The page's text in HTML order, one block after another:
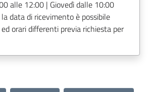
alle 12:00 | Giovedì dalle 10:00
data di ricevimento è possibile
orari differenti previa richiesta per